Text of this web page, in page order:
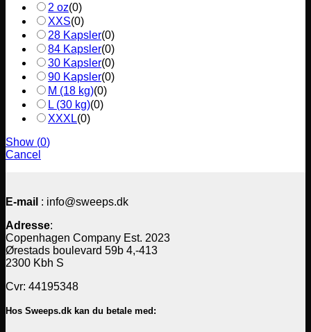
2 oz(0)
XXS(0)
28 Kapsler(0)
84 Kapsler(0)
30 Kapsler(0)
90 Kapsler(0)
M (18 kg)(0)
L (30 kg)(0)
XXXL(0)
Show (0)
Cancel
E-mail : info@sweeps.dk
Adresse:
Copenhagen Company Est. 2023
Ørestads boulevard 59b 4,-413
2300 Kbh S
Cvr: 44195348
Hos Sweeps.dk kan du betale med: